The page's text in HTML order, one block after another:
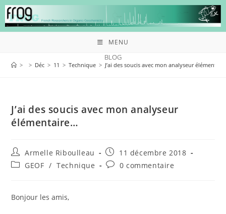
MENU
BLOG
> > Déc > 11 > Technique > J’ai des soucis avec mon analyseur
J’ai des soucis avec mon analyseur
élémentaire…
Armelle Riboulleau
11 décembre 2018
GEOF / Technique 0 commentaire
Bonjour les amis,